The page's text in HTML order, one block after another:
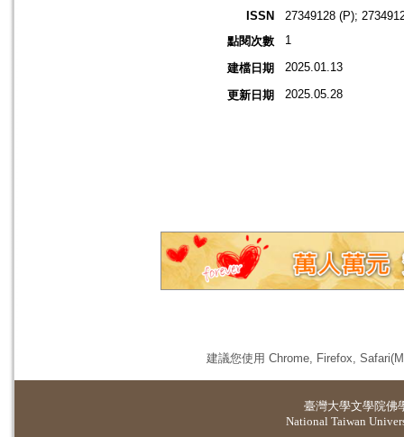
ISSN
27349128 (P);
點閱次數
1
建檔日期 2025.01.13
更新日期 2025.05.28
建議您使用 Chrome, Firefox,
臺灣大學文學院佛
National Taiwan